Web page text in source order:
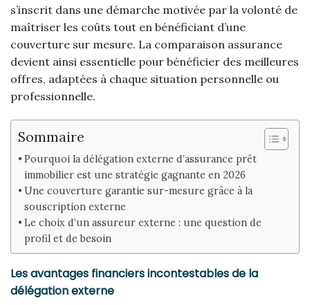
s’inscrit dans une démarche motivée par la volonté de
maîtriser les coûts tout en bénéficiant d’une
couverture sur mesure. La comparaison assurance
devient ainsi essentielle pour bénéficier des meilleures
offres, adaptées à chaque situation personnelle ou
professionnelle.
Sommaire
Pourquoi la délégation externe d’assurance prêt
immobilier est une stratégie gagnante en 2026
Une couverture garantie sur-mesure grâce à la
souscription externe
Le choix d’un assureur externe : une question de
profil et de besoin
Les avantages financiers incontestables de la
délégation externe